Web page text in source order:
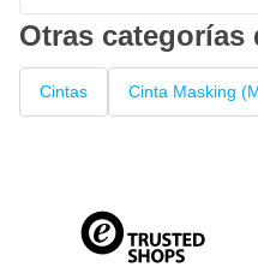
Otras
Cintas Cinta Masking